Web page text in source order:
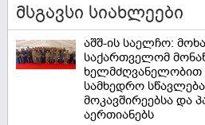
მსგავსი სიახლეები
აშშ-ის საელჩო:
საქართველომ
სამხედრო
მოკავშირეებსა და
აერთიანებს